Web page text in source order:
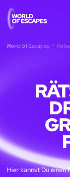
World of Escapes
Hier kannst Du einen